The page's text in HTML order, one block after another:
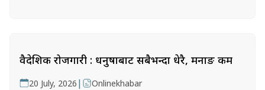
वैदेशिक रोजगारी : धनुषाबाट सबैभन्दा धेरै, मनाङ कम
20 July, 2026 | Onlinekhabar